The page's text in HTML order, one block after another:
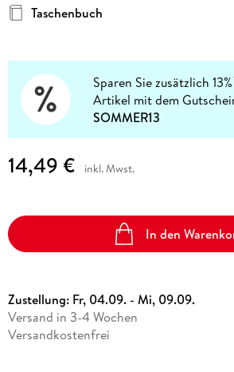
Taschenbuch
Sparen Sie zusätzlich 13%
Artikel mit dem
SOMMER13
14,49 € inkl. Mwst.
In den
Zustellung: Fr, 04.09. - Mi, 09.09.
Versand in 3-4 Wochen
Versandkostenfrei